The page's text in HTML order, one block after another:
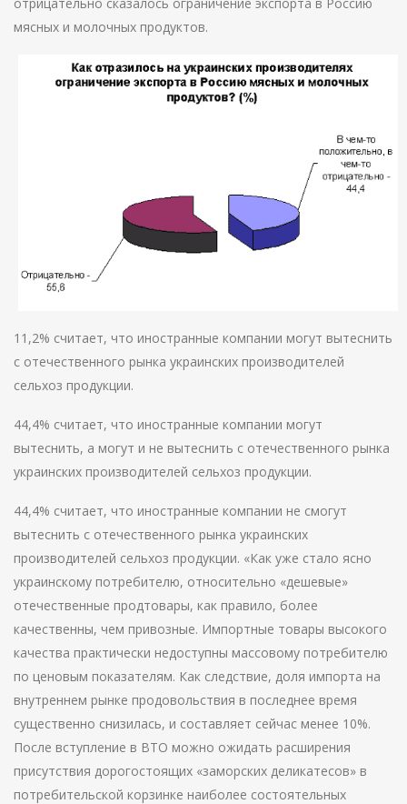
мясных и молочных продуктов.
11,2% считает, что иностранные компании могут вытеснить
с отечественного рынка украинских производителей
сельхоз продукции.
44,4% считает, что иностранные компании могут
вытеснить, а могут и не вытеснить с отечественного рынка
украинских производителей сельхоз продукции.
44,4% считает, что иностранные компании не смогут
вытеснить с отечественного рынка украинских
производителей сельхоз продукции. «Как уже стало ясно
украинскому потребителю, относительно «дешевые»
отечественные продтовары, как правило, более
качественны, чем привозные. Импортные товары высокого
качества практически недоступны массовому потребителю
по ценовым показателям. Как следствие, доля импорта на
внутреннем рынке продовольствия в последнее время
существенно снизилась, и составляет сейчас менее 10%.
После вступление в ВТО можно ожидать расширения
присутствия дорогостоящих «заморских деликатесов» в
потребительской корзинке наиболее состоятельных